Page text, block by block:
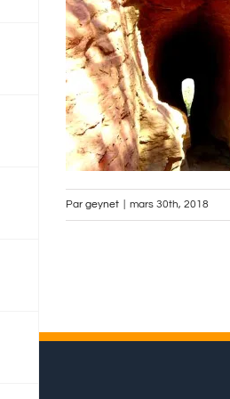
Par geynet mars 30th, 2018